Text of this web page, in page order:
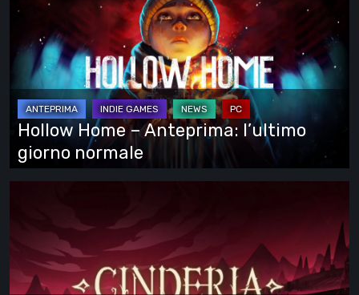
Home
Anteprima:
l’ultimo
giorno
normale
Hollow Home – Anteprima: l’ultimo
giorno normale
provato
l’Early
Access: